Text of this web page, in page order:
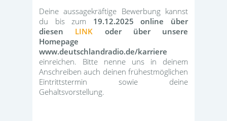
Deine aussagekräftige Bewerbung kannst
du bis zum 19.12.2025
online über
diesen LINK oder über unsere
Homepage
www.deutschlandradio.de/karriere
einreichen. Bitte nenne uns in deinem
Anschreiben auch deinen frühestmöglichen
Eintrittstermin sowie deine
Gehaltsvorstellung.